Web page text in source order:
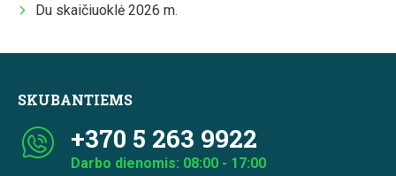
Du skaičiuoklė 2026 m.
SKUBANTIEMS
+370 5 263 9922
Darbo dienomis: 08:00 - 17:00